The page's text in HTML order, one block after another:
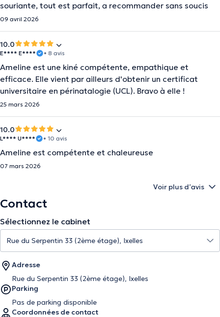
souriante, tout est parfait, a recommander sans soucis
09 avril 2026
10.0
E**** E**** • 8 avis
Ameline est une kiné compétente, empathique et
efficace. Elle vient par ailleurs d'obtenir un certificat
universitaire en périnatalogie (UCL). Bravo à elle !
25 mars 2026
10.0
L**** U**** • 10 avis
Ameline est compétente et chaleureuse
07 mars 2026
Voir plus d’avis
Contact
Sélectionnez le cabinet
Adresse
Rue du Serpentin 33 (2ème étage), Ixelles
Parking
Pas de parking disponible
Coordonnées de contact